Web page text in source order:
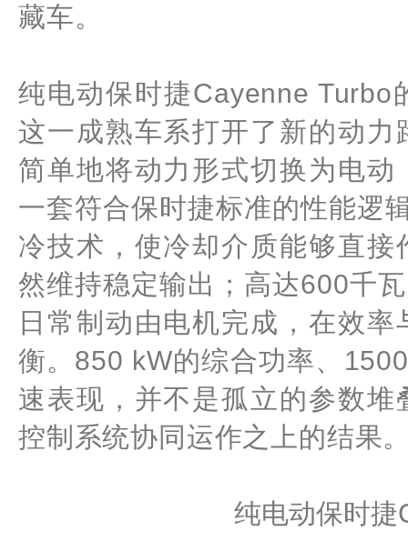
藏车。
纯电动保时捷Cayenne
这一成熟车系打开了新的动
简单地将动力形式切换为电
一套符合保时捷标准的性能逻
冷技术，使冷却介质能够直
然维持稳定输出；高达600千
日常制动由电机完成，在效
衡。850 kW的综合功率、
速表现，并不是孤立的参数
控制系统协同运作之上的结果
纯电动保时捷